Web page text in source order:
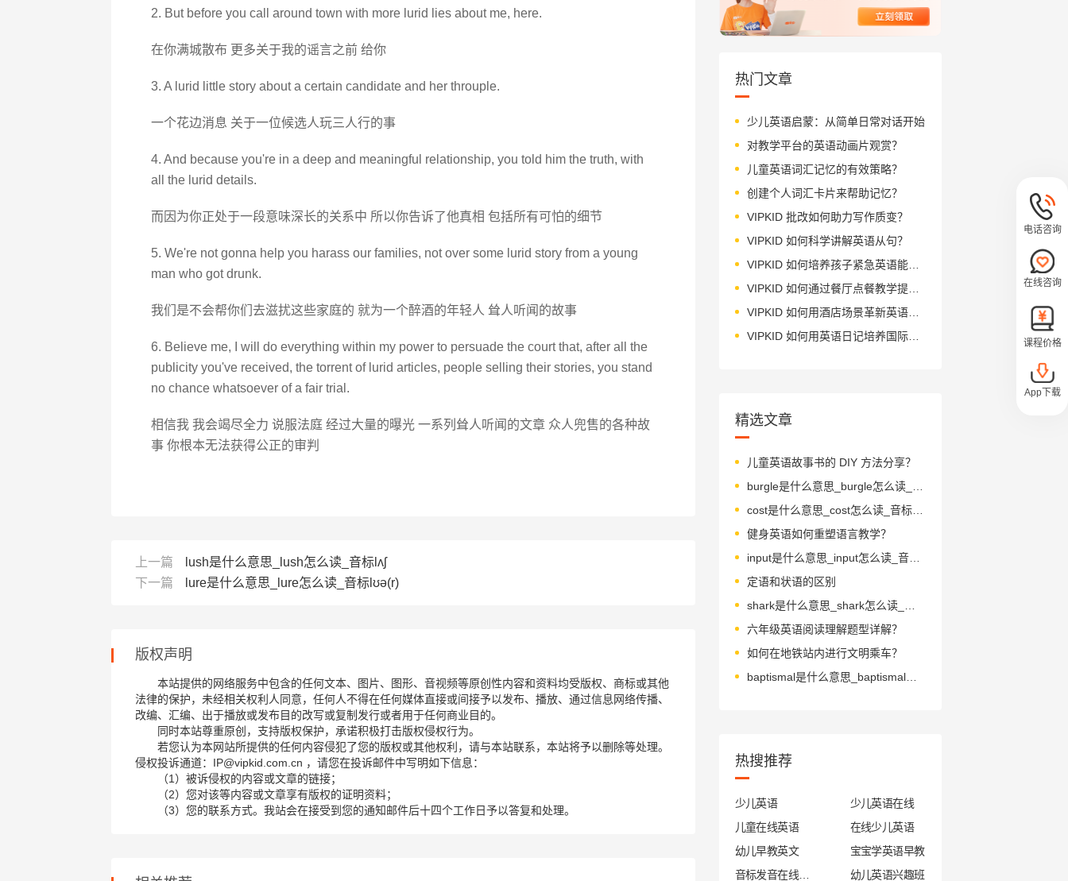
2. But before you call around town with more lurid lies about me, here.
在你满城散布 更多关于我的谣言之前 给你
3. A lurid little story about a certain candidate and her throuple.
一个花边消息 关于一位候选人玩三人行的事
4. And because you're in a deep and meaningful relationship, you told him the truth, with
all the lurid details.
而因为你正处于一段意味深长的关系中 所以你告诉了他真相 包括所有可怕的细节
5. We're not gonna help you harass our families, not over some lurid story from a young
man who got drunk.
我们是不会帮你们去滋扰这些家庭的 就为一个醉酒的年轻人 耸人听闻的故事
6. Believe me, I will do everything within my power to persuade the court that, after all the
publicity you've received, the torrent of lurid articles, people selling their stories, you stand
no chance whatsoever of a fair trial.
相信我 我会竭尽全力 说服法庭 经过大量的曝光 一系列耸人听闻的文章 众人兜售的各种故
事 你根本无法获得公正的审判
上一篇
lush是什么意思_lush怎么读_音标lʌʃ
下一篇
lure是什么意思_lure怎么读_音标lʊə(r)
版权声明
本站提供的网络服务中包含的任何文本、图片、图形、音视频等原创性内容和资料均受版权、商标或其他
法律的保护，未经相关权利人同意，任何人不得在任何媒体直接或间接予以发布、播放、通过信息网络传播、
改编、汇编、出于播放或发布目的改写或复制发行或者用于任何商业目的。
同时本站尊重原创，支持版权保护，承诺积极打击版权侵权行为。
若您认为本网站所提供的任何内容侵犯了您的版权或其他权利，请与本站联系，本站将予以删除等处理。
侵权投诉通道：IP@vipkid.com.cn ，请您在投诉邮件中写明如下信息：
（1）被诉侵权的内容或文章的链接；
（2）您对该等内容或文章享有版权的证明资料；
（3）您的联系方式。我站会在接受到您的通知邮件后十四个工作日予以答复和处理。
热门文章
少儿英语启蒙：从简单日常对话开始
对教学平台的英语动画片观赏？
儿童英语词汇记忆的有效策略？
创建个人词汇卡片来帮助记忆？
VIPKID 批改如何助力写作质变？
VIPKID 如何科学讲解英语从句？
VIPKID 如何培养孩子紧急英语能力？
VIPKID 如何通过餐厅点餐教学提升少儿英语应用能力？
VIPKID 如何用酒店场景革新英语教学？
VIPKID 如何用英语日记培养国际化人才？
精选文章
儿童英语故事书的 DIY 方法分享？
cost是什么意思_cost怎么读_音标kɒst
健身英语如何重塑语言教学？
input是什么意思_input怎么读_音标'ɪnpʊt
定语和状语的区别
六年级英语阅读理解题型详解？
如何在地铁站内进行文明乘车？
baptismal是什么意思_baptismal怎么读_音标bæpˈtɪzməl
热搜推荐
少儿英语
少儿英语在线
儿童在线英语
在线少儿英语
幼儿早教英文
宝宝学英语早教
幼儿英语兴趣班
电话咨询
在线咨询
课程价格
App下载